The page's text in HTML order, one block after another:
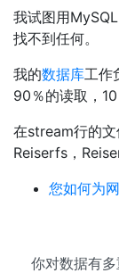
我试图用
找不到任何。
我的数据库工作
90％的读取，10
在stream行的
Reiserfs，
您如何为
你对数据有多